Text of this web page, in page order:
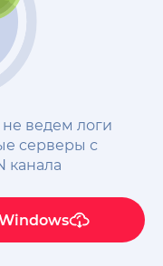
ведем логи
cерверы с
канала